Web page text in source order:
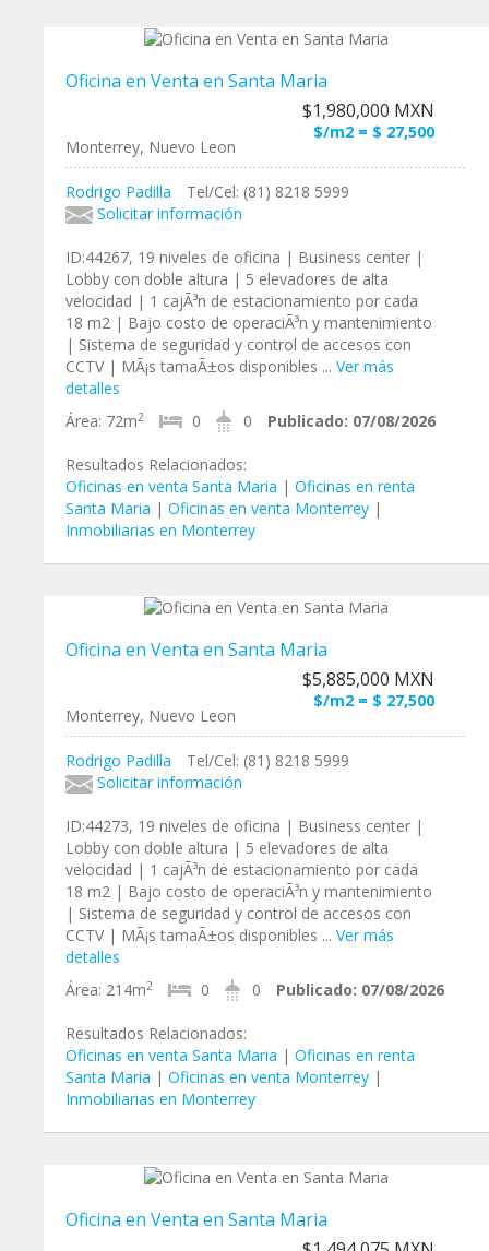
Oficina en Venta en Santa Maria
$1,980,000 MXN
$/m2 = $ 27,500
Monterrey, Nuevo Leon
Rodrigo Padilla
Tel/Cel: (81) 8218 5999
Solicitar información
ID:44267, 19 niveles de oficina | Business center |
Lobby con doble altura | 5 elevadores de alta
velocidad | 1 cajÃ³n de estacionamiento por cada
18 m2 | Bajo costo de operaciÃ³n y mantenimiento
| Sistema de seguridad y control de accesos con
CCTV | MÃ¡s tamaÃ±os disponibles ... Ver más
detalles
Área: 72m2 0 0 Publicado: 07/08/2026
Resultados Relacionados:
Oficinas en venta Santa Maria | Oficinas en renta
Santa Maria | Oficinas en venta Monterrey |
Inmobiliarias en Monterrey
Oficina en Venta en Santa Maria
$5,885,000 MXN
$/m2 = $ 27,500
Monterrey, Nuevo Leon
Rodrigo Padilla
Tel/Cel: (81) 8218 5999
Solicitar información
ID:44273, 19 niveles de oficina | Business center |
Lobby con doble altura | 5 elevadores de alta
velocidad | 1 cajÃ³n de estacionamiento por cada
18 m2 | Bajo costo de operaciÃ³n y mantenimiento
| Sistema de seguridad y control de accesos con
CCTV | MÃ¡s tamaÃ±os disponibles ... Ver más
detalles
Área: 214m2 0 0 Publicado: 07/08/2026
Resultados Relacionados:
Oficinas en venta Santa Maria | Oficinas en renta
Santa Maria | Oficinas en venta Monterrey |
Inmobiliarias en Monterrey
Oficina en Venta en Santa Maria